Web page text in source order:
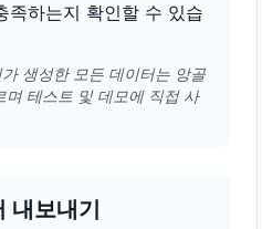
족하는지 확인할 수 있습
생성한 모든 데이터는 앙골
며 테스트 및 데모에 직접 사
내보내기